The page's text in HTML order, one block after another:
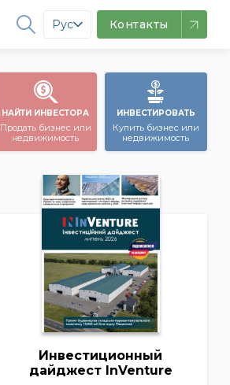
Рус Контакты
НАЙТИ ИНВЕСТОРА
Продать бизнес или
недвижимость
ИНВЕСТИРОВАТЬ
Купить бизнес или
недвижимость
Инвестиционный
дайджест InVenture